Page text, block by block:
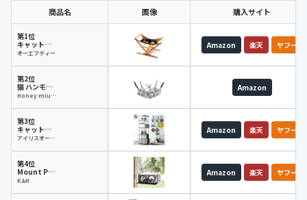
商品名 画像 購入サイト
第1位
キャットハンモック アドバンス
オーエフティー
Amazon 楽天 ヤフー
第2位
猫 ハンモック
Honey miu (ハニーミュー)
Amazon
第3位
キャットタワー 据え置き CCCT-6060S
アイリスオーヤマ
Amazon 楽天 ヤフー
第4位
Mount Penthouse
K&H
Amazon 楽天 ヤフー